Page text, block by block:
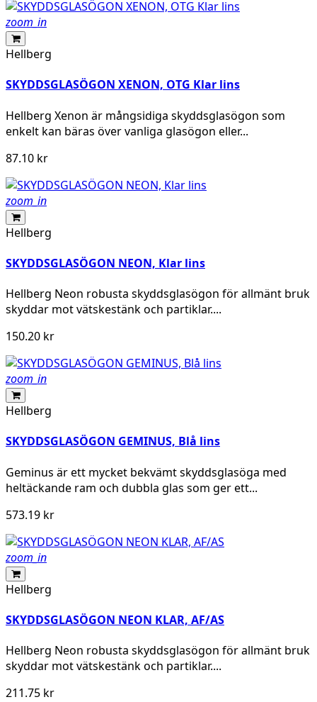
zoom_in
Hellberg
SKYDDSGLASÖGON XENON, OTG Klar lins
Hellberg Xenon är mångsidiga skyddsglasögon som
enkelt kan bäras över vanliga glasögon eller...
87.10 kr
zoom_in
Hellberg
SKYDDSGLASÖGON NEON, Klar lins
Hellberg Neon robusta skyddsglasögon för allmänt bruk
skyddar mot vätskestänk och partiklar....
150.20 kr
zoom_in
Hellberg
SKYDDSGLASÖGON GEMINUS, Blå lins
Geminus är ett mycket bekvämt skyddsglasöga med
heltäckande ram och dubbla glas som ger ett...
573.19 kr
zoom_in
Hellberg
SKYDDSGLASÖGON NEON KLAR, AF/AS
Hellberg Neon robusta skyddsglasögon för allmänt bruk
skyddar mot vätskestänk och partiklar....
211.75 kr